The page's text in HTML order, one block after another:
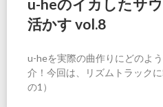
u-heのイカしたサ
活かす vol.8
u-heを実際の曲作りにどのよ
介！今回は、リズムトラック
の1）